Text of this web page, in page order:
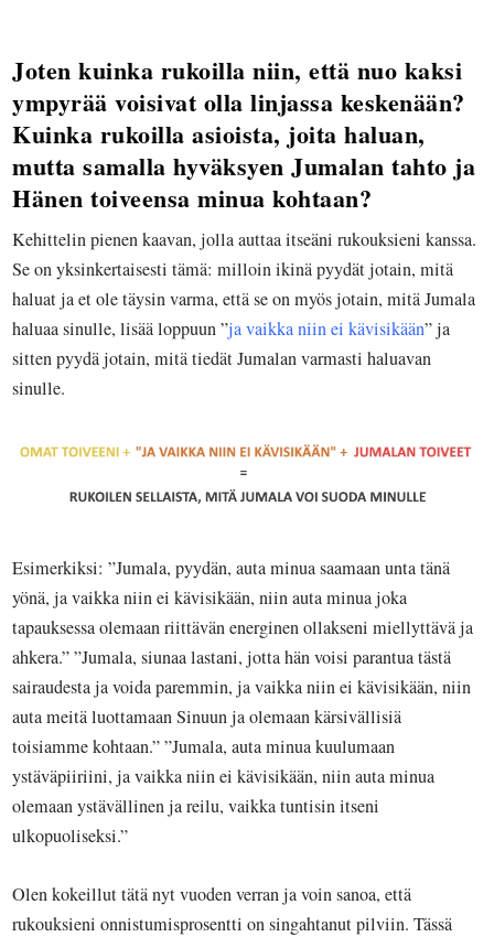
Joten kuinka rukoilla niin, että nuo kaksi
ympyrää voisivat olla linjassa keskenään?
Kuinka rukoilla asioista, joita haluan,
mutta samalla hyväksyen Jumalan tahto ja
Hänen toiveensa minua kohtaan?
Kehittelin pienen kaavan, jolla auttaa itseäni rukouksieni kanssa.
Se on yksinkertaisesti tämä: milloin ikinä pyydät jotain, mitä
haluat ja et ole täysin varma, että se on myös jotain, mitä Jumala
haluaa sinulle, lisää loppuun ”ja vaikka niin ei kävisikään” ja
sitten pyydä jotain, mitä tiedät Jumalan varmasti haluavan
sinulle.
Esimerkiksi: ”Jumala,pyydän, auta minua saamaan unta tänä
yönä, ja vaikka niin ei kävisikään, niin auta minua joka
tapauksessa olemaan riittävän energinen ollakseni miellyttävä ja
ahkera.” ”Jumala, siunaa lastani, jotta hän voisi parantua tästä
sairaudesta ja voida paremmin, ja vaikka niin ei kävisikään, niin
auta meitä luottamaan Sinuun ja olemaan kärsivällisiä
toisiamme kohtaan.” ”Jumala, auta minua kuulumaan
ystäväpiiriini, ja vaikka niin ei kävisikään, niin auta minua
olemaan ystävällinen ja reilu, vaikka tuntisin itseni
ulkopuoliseksi.”
Olen kokeillut tätä nyt vuoden verran ja voin sanoa, että
rukouksieni onnistumisprosentti on singahtanut pilviin. Tässä